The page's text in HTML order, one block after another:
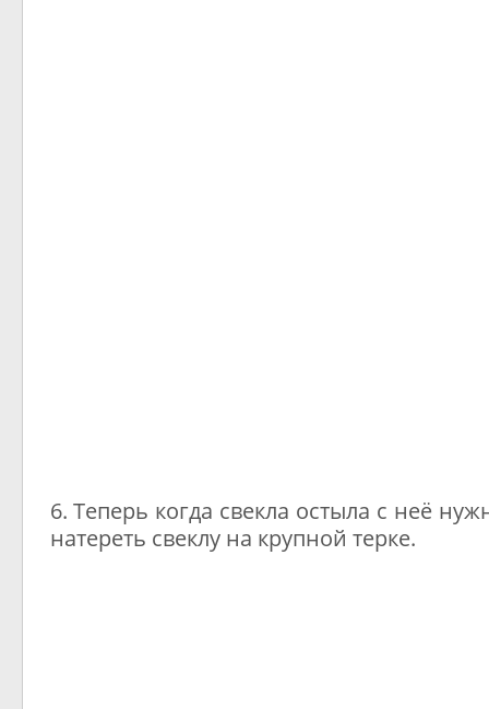
6. Теперь когда свекла остыла с неё
натереть свеклу на крупной терке.